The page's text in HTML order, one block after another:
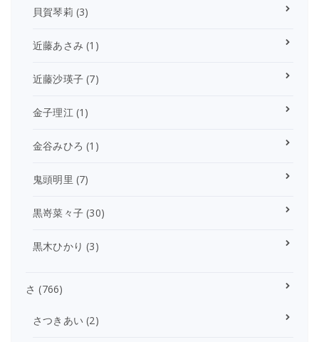
貝賀琴莉 (3)
近藤あさみ (1)
近藤沙瑛子 (7)
金子理江 (1)
金谷みひろ (1)
鬼頭明里 (7)
黒嵜菜々子 (30)
黒木ひかり (3)
さ (766)
さつきあい (2)